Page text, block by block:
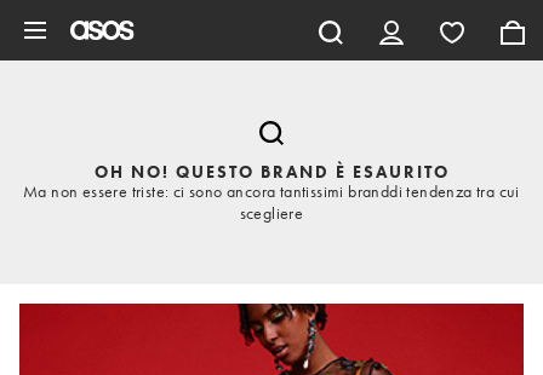
OH NO! QUESTO BRAND È ESAURITO
Ma non essere triste: ci sono ancora tantissimi branddi tendenza tra cui
scegliere